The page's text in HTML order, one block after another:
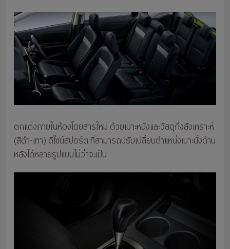
ตกแต่งภายในห้องโดยสารใหม่ ด้วยเบาะหนังและวัสดุกึ่งสังเคราะห์
(สีดำ-เทา) ดีไซน์สปอร์ต ที่สามารถปรับเปลี่ยนตำแหน่งเบาะนั่งด้าน
หลังได้หลายรูปแบบไม่ว่าจะเป็น